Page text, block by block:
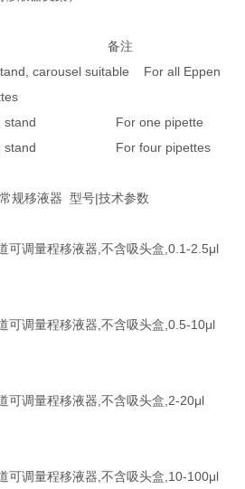
备注
carousel suitable For all Eppen
stand For one pipette
stand For four pipettes
规移液器 型号|技术参数
可调量程移液器,不含吸头盒,0.1-2.5μl
可调量程移液器,不含吸头盒,0.5-10μl
可调量程移液器,不含吸头盒,2-20μl
可调量程移液器,不含吸头盒,10-100μl